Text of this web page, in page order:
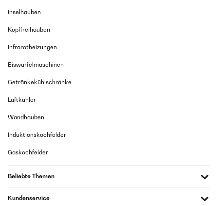
Inselhauben
Kopffreihauben
Infrarotheizungen
Eiswürfelmaschinen
Getränkekühlschränke
Luftkühler
Wandhauben
Induktionskochfelder
Gaskochfelder
Beliebte Themen
Kundenservice